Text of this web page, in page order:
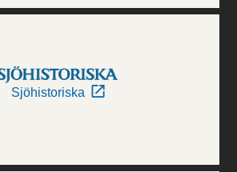
Sjöhistoriska